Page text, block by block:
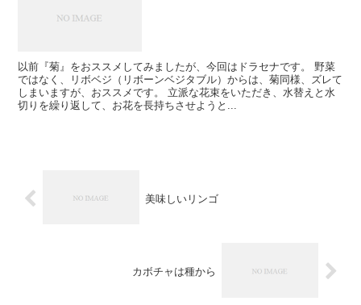
以前『菊』をおススメしてみましたが、今回はドラセナです。 野菜
ではなく、リボベジ（リボーンベジタブル）からは、菊同様、ズレて
しまいますが、おススメです。 立派な花束をいただき、水替えと水
切りを繰り返して、お花を長持ちさせようと...
美味しいリンゴ
カボチャは種から